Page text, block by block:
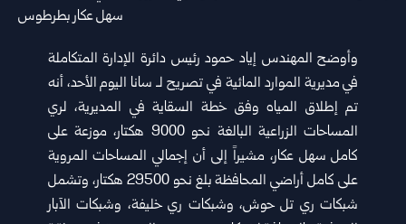
وأوضح المهندس إياد حمود رئيس دائرة الإدارة المتكاملة
في مديرية الموارد ‏المائية في تصريح لـ سانا اليوم الأحد، أنه
تم إطلاق المياه وفق خطة السقاية ‏في المديرية، لري
المساحات الزراعية البالغة نحو 9000 هكتار، موزعة ‏على
كامل سهل عكار، مشيراً إلى أن إجمالي المساحات المروية
على كامل ‏أراضي المحافظة بلغ نحو 29500 هكتار، وتشمل
شبكات ري تل حوش، ‏وشبكات ري خليفة، وشبكات الآبار